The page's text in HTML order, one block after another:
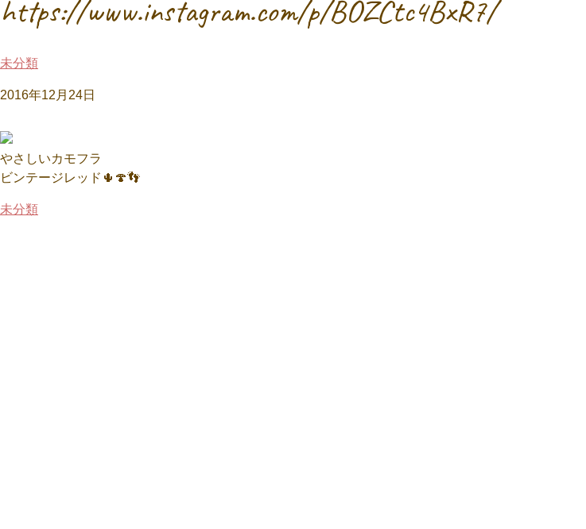
https://www.instagram.com/p/BOZCtc4BxR7/
未分類
2016年12月24日
やさしいカモフラ
ビンテージレッド🌵🍄👣
未分類